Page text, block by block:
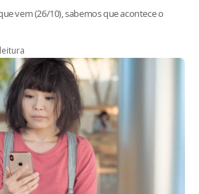
vem (26/10), sabemos que acontece o